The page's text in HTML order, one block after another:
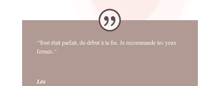
“Tout était parfait, du début à la fin. Je recommande les yeux
fermés.”
Léa